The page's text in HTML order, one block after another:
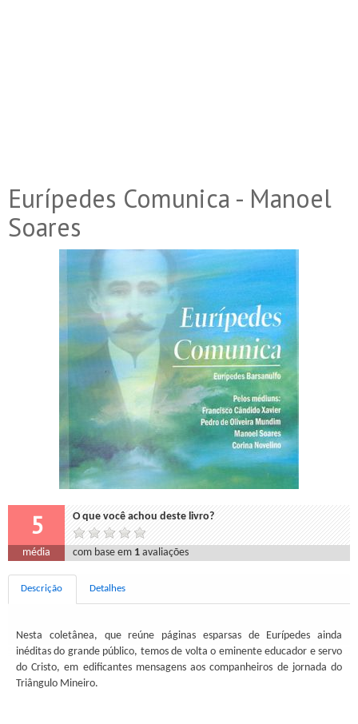
Eurípedes Comunica - Manoel
Soares
5 O que você achou deste livro?
média com base em 1 avaliações
Descrição Detalhes
Nesta coletânea, que reúne páginas esparsas de Eurípedes ainda
inéditas do grande público, temos de volta o eminente educador e servo
do Cristo, em edificantes mensagens aos companheiros de jornada do
Triângulo Mineiro.